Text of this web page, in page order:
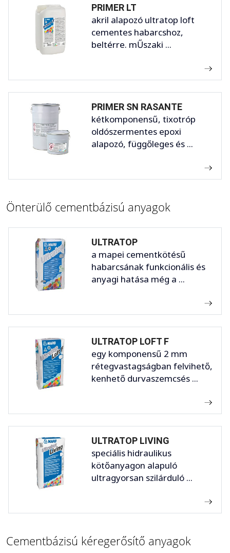
PRIMER LT
akril alapozó ultratop loft
cementes habarcshoz,
beltérre. mŰszaki ...
PRIMER SN RASANTE
kétkomponensű, tixotróp
oldószermentes epoxi
alapozó, függőleges és ...
Önterülő cementbázisú anyagok
ULTRATOP
a mapei cementkötésű
habarcsának funkcionális és
anyagi hatása még a ...
ULTRATOP LOFT F
egy komponensű 2 mm
rétegvastagságban felvihető,
kenhető durvaszemcsés ...
ULTRATOP LIVING
speciális hidraulikus
kötőanyagon alapuló
ultragyorsan szilárduló ...
Cementbázisú kéregerősítő anyagok